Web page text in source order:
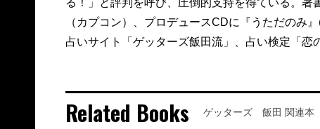
（カプコン）、プロデュースCDに『うただのみ
占いサイト「ゲッターズ飯田流」、占い検定「恋
Related Books ゲッターズ 飯田 関連本